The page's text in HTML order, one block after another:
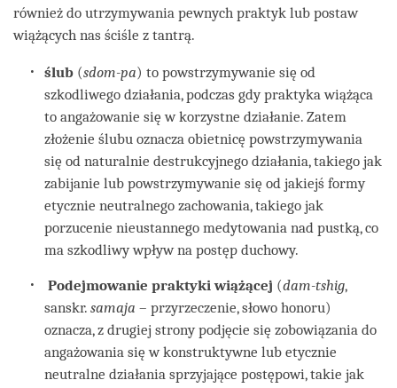
również do utrzymywania pewnych praktyk lub postaw
wiążących nas ściśle z tantrą.
ślub (sdom-pa) to powstrzymywanie się od
szkodliwego działania, podczas gdy praktyka wiążąca
to angażowanie się w korzystne działanie. Zatem
złożenie ślubu oznacza obietnicę powstrzymywania
się od naturalnie destrukcyjnego działania, takiego jak
zabijanie lub powstrzymywanie się od jakiejś formy
etycznie neutralnego zachowania, takiego jak
porzucenie nieustannego medytowania nad pustką, co
ma szkodliwy wpływ na postęp duchowy.
Podejmowanie praktyki wiążącej (dam-tshig,
sanskr.samaja – przyrzeczenie, słowo honoru)
oznacza, z drugiej strony podjęcie się zobowiązania do
angażowania się w konstruktywne lub etycznie
neutralne działania sprzyjające postępowi, takie jak